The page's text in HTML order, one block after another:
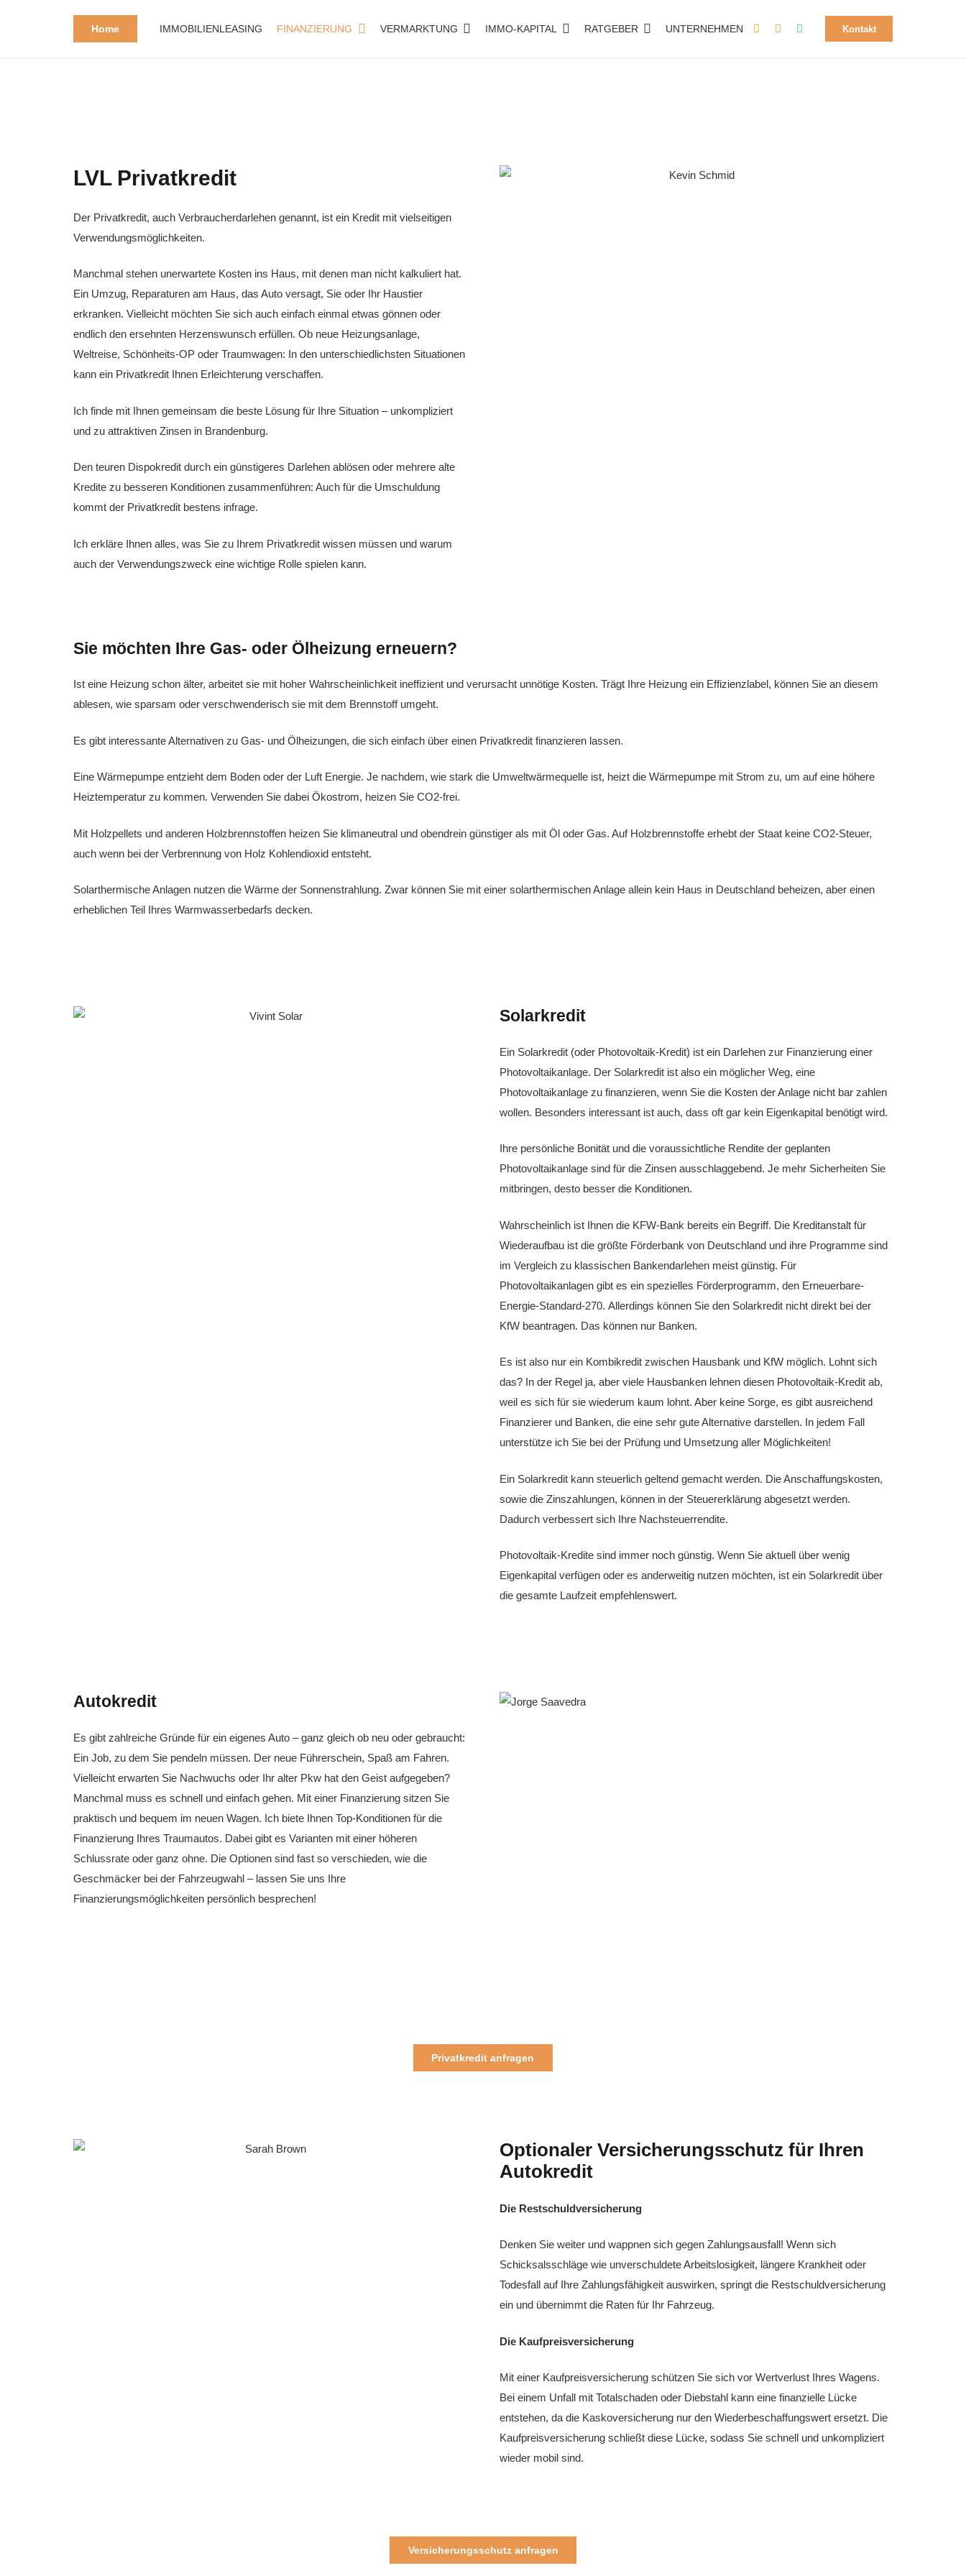
Home IMMOBILIENLEASING FINANZIERUNG VERMARKTUNG IMMO-KAPITAL RATGEBER UNTERNEHMEN Kontakt
LVL Privatkredit
Der Privatkredit, auch Verbraucherdarlehen genannt, ist ein Kredit mit vielseitigen
Verwendungsmöglichkeiten.
Manchmal stehen unerwartete Kosten ins Haus, mit denen man nicht kalkuliert hat.
Ein Umzug, Reparaturen am Haus, das Auto versagt, Sie oder Ihr Haustier
erkranken. Vielleicht möchten Sie sich auch einfach einmal etwas gönnen oder
endlich den ersehnten Herzenswunsch erfüllen. Ob neue Heizungsanlage,
Weltreise, Schönheits-OP oder Traumwagen: In den unterschiedlichsten Situationen
kann ein Privatkredit Ihnen Erleichterung verschaffen.
Ich finde mit Ihnen gemeinsam die beste Lösung für Ihre Situation – unkompliziert
und zu attraktiven Zinsen in Brandenburg.
Den teuren Dispokredit durch ein günstigeres Darlehen ablösen oder mehrere alte
Kredite zu besseren Konditionen zusammenführen: Auch für die Umschuldung
kommt der Privatkredit bestens infrage.
Ich erkläre Ihnen alles, was Sie zu Ihrem Privatkredit wissen müssen und warum
auch der Verwendungszweck eine wichtige Rolle spielen kann.
Sie möchten Ihre Gas- oder Ölheizung erneuern?
Ist eine Heizung schon älter, arbeitet sie mit hoher Wahrscheinlichkeit ineffizient und verursacht unnötige Kosten. Trägt Ihre Heizung ein Effizienzlabel, können Sie an diesem
ablesen, wie sparsam oder verschwenderisch sie mit dem Brennstoff umgeht.
Es gibt interessante Alternativen zu Gas- und Ölheizungen, die sich einfach über einen Privatkredit finanzieren lassen.
Eine Wärmepumpe entzieht dem Boden oder der Luft Energie. Je nachdem, wie stark die Umweltwärmequelle ist, heizt die Wärmepumpe mit Strom zu, um auf eine höhere
Heiztemperatur zu kommen. Verwenden Sie dabei Ökostrom, heizen Sie CO2-frei.
Mit Holzpellets und anderen Holzbrennstoffen heizen Sie klimaneutral und obendrein günstiger als mit Öl oder Gas. Auf Holzbrennstoffe erhebt der Staat keine CO2-Steuer,
auch wenn bei der Verbrennung von Holz Kohlendioxid entsteht.
Solarthermische Anlagen nutzen die Wärme der Sonnenstrahlung. Zwar können Sie mit einer solarthermischen Anlage allein kein Haus in Deutschland beheizen, aber einen
erheblichen Teil Ihres Warmwasserbedarfs decken.
Solarkredit
Ein Solarkredit (oder Photovoltaik-Kredit) ist ein Darlehen zur Finanzierung einer
Photovoltaikanlage. Der Solarkredit ist also ein möglicher Weg, eine
Photovoltaikanlage zu finanzieren, wenn Sie die Kosten der Anlage nicht bar zahlen
wollen. Besonders interessant ist auch, dass oft gar kein Eigenkapital benötigt wird.
Ihre persönliche Bonität und die voraussichtliche Rendite der geplanten
Photovoltaikanlage sind für die Zinsen ausschlaggebend. Je mehr Sicherheiten Sie
mitbringen, desto besser die Konditionen.
Wahrscheinlich ist Ihnen die KFW-Bank bereits ein Begriff. Die Kreditanstalt für
Wiederaufbau ist die größte Förderbank von Deutschland und ihre Programme sind
im Vergleich zu klassischen Bankendarlehen meist günstig. Für
Photovoltaikanlagen gibt es ein spezielles Förderprogramm, den Erneuerbare-
Energie-Standard-270. Allerdings können Sie den Solarkredit nicht direkt bei der
KfW beantragen. Das können nur Banken.
Es ist also nur ein Kombikredit zwischen Hausbank und KfW möglich. Lohnt sich
das? In der Regel ja, aber viele Hausbanken lehnen diesen Photovoltaik-Kredit ab,
weil es sich für sie wiederum kaum lohnt. Aber keine Sorge, es gibt ausreichend
Finanzierer und Banken, die eine sehr gute Alternative darstellen. In jedem Fall
unterstütze ich Sie bei der Prüfung und Umsetzung aller Möglichkeiten!
Ein Solarkredit kann steuerlich geltend gemacht werden. Die Anschaffungskosten,
sowie die Zinszahlungen, können in der Steuererklärung abgesetzt werden.
Dadurch verbessert sich Ihre Nachsteuerrendite.
Photovoltaik-Kredite sind immer noch günstig. Wenn Sie aktuell über wenig
Eigenkapital verfügen oder es anderweitig nutzen möchten, ist ein Solarkredit über
die gesamte Laufzeit empfehlenswert.
Autokredit
Es gibt zahlreiche Gründe für ein eigenes Auto – ganz gleich ob neu oder gebraucht:
Ein Job, zu dem Sie pendeln müssen. Der neue Führerschein, Spaß am Fahren.
Vielleicht erwarten Sie Nachwuchs oder Ihr alter Pkw hat den Geist aufgegeben?
Manchmal muss es schnell und einfach gehen. Mit einer Finanzierung sitzen Sie
praktisch und bequem im neuen Wagen. Ich biete Ihnen Top-Konditionen für die
Finanzierung Ihres Traumautos. Dabei gibt es Varianten mit einer höheren
Schlussrate oder ganz ohne. Die Optionen sind fast so verschieden, wie die
Geschmäcker bei der Fahrzeugwahl – lassen Sie uns Ihre
Finanzierungsmöglichkeiten persönlich besprechen!
Privatkredit anfragen
Optionaler Versicherungsschutz für Ihren
Autokredit
Die Restschuldversicherung
Denken Sie weiter und wappnen sich gegen Zahlungsausfall! Wenn sich
Schicksalsschläge wie unverschuldete Arbeitslosigkeit, längere Krankheit oder
Todesfall auf Ihre Zahlungsfähigkeit auswirken, springt die Restschuldversicherung
ein und übernimmt die Raten für Ihr Fahrzeug.
Die Kaufpreisversicherung
Mit einer Kaufpreisversicherung schützen Sie sich vor Wertverlust Ihres Wagens.
Bei einem Unfall mit Totalschaden oder Diebstahl kann eine finanzielle Lücke
entstehen, da die Kaskoversicherung nur den Wiederbeschaffungswert ersetzt. Die
Kaufpreisversicherung schließt diese Lücke, sodass Sie schnell und unkompliziert
wieder mobil sind.
Versicherungsschutz anfragen